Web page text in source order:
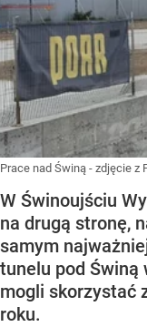
Prace nad Świną - zdjęcie z
W Świnoujściu
na drugą stronę,
samym
tunelu pod Świną
mogli skorzystać
roku.